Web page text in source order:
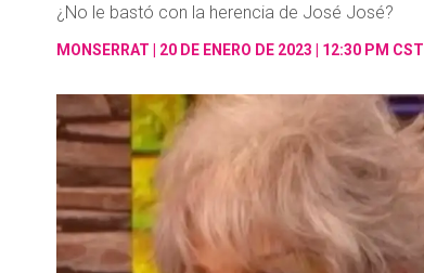
¿No le bastó con la herencia de José José?
MONSERRAT 20 DE ENERO DE 2023 | 12:30 PM CST